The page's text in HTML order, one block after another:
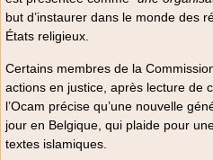
but d’instaurer dans le monde des
États religieux.
Certains membres de la
actions en justice, après lecture de
l’Ocam précise qu’une nouvelle
jour en Belgique, qui plaide pour
textes islamiques.